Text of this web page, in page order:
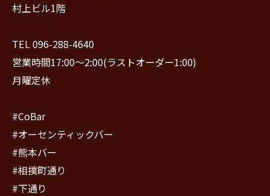
村上ビル1階
TEL 096-288-4640
営業時間17:00〜2:00(ラストオーダー1:00)
月曜定休
#CoBar
#オーセンティックバー
#熊本バー
#相撲町通り
#下通り